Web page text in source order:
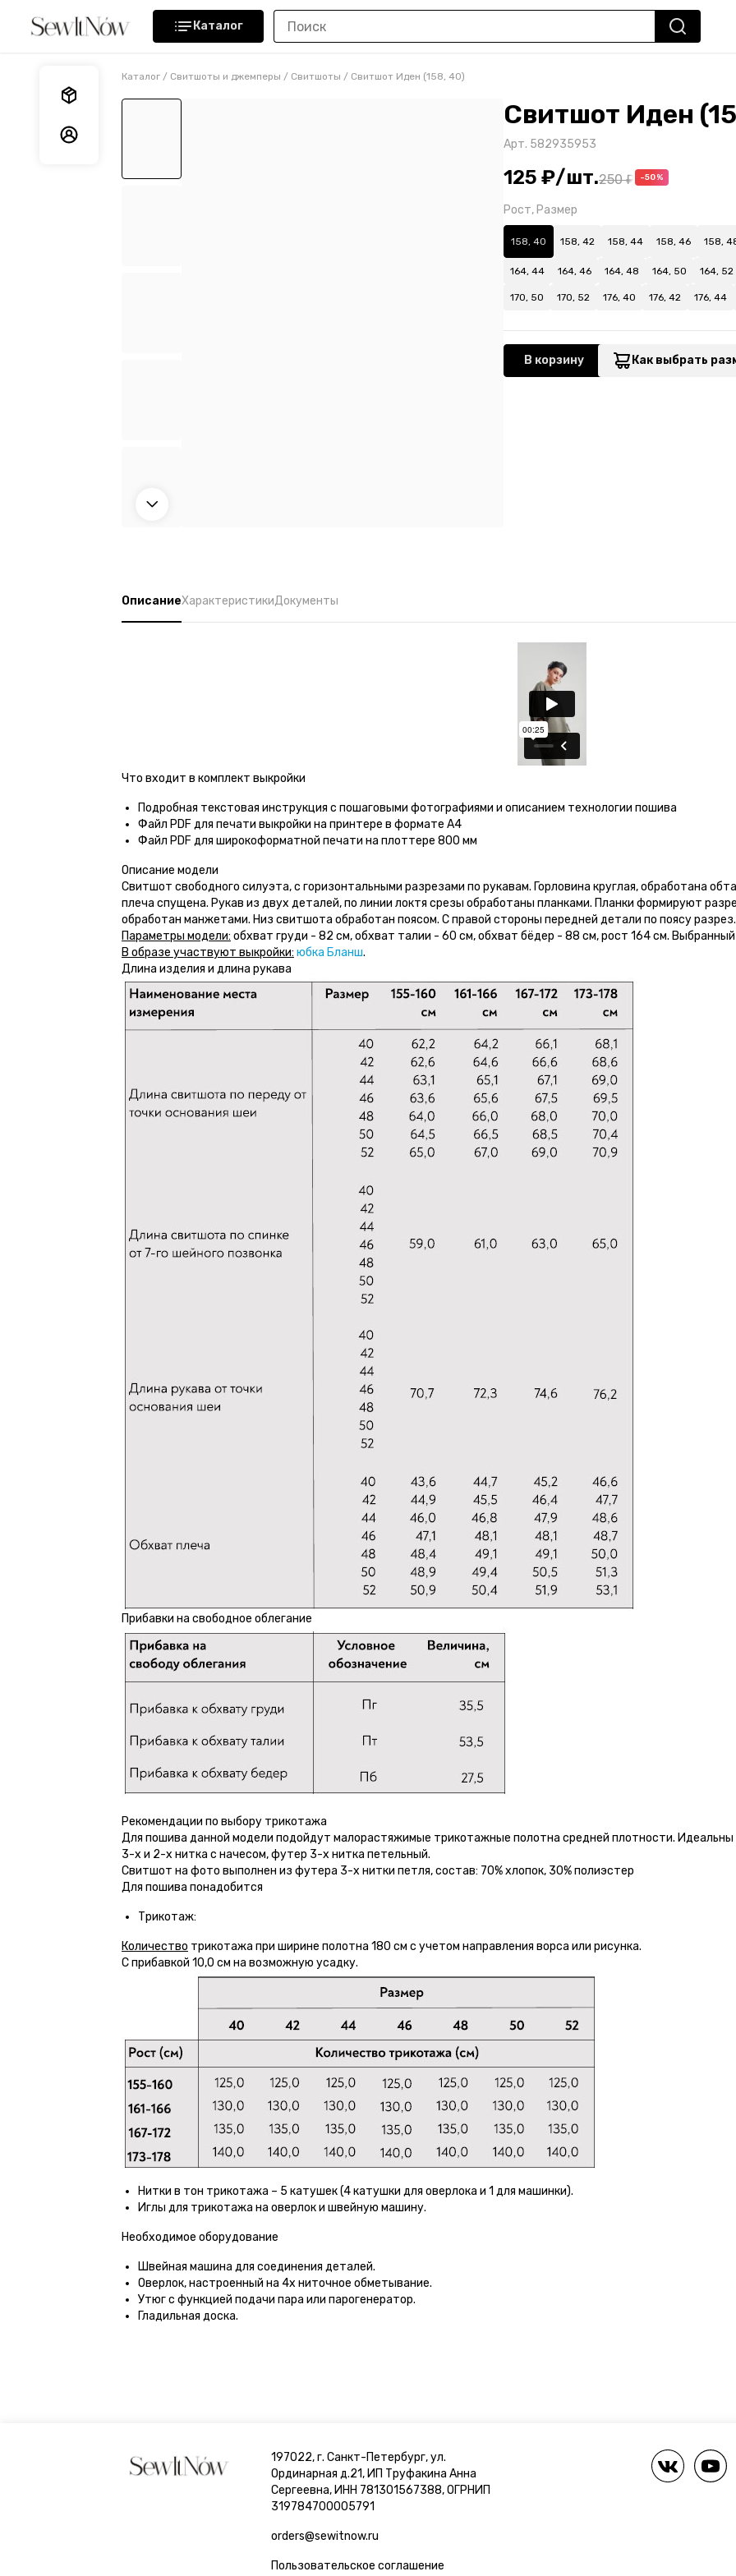
Каталог
Каталог / Свитшоты и джемперы / Свитшоты / Свитшот Иден (158, 40)
Свитшот Иден
Арт. 582935953
125 ₽/шт.250 ₽ -50%
Рост, Размер
158, 40 158, 42 158, 44 158, 46 158,
164, 44 164, 46 164, 48 164, 50 164, 52
170, 50 170, 52 176, 40 176, 42 176, 44
В корзину Как выбрать
ОписаниеХарактеристикиДокументы
Что входит в комплект выкройки
Подробная текстовая инструкция с пошаговыми фотографиями и описанием технологии пошива
Файл PDF для печати выкройки на принтере в формате А4
Файл PDF для широкоформатной печати на плоттере 800 мм
Описание модели
Свитшот свободного силуэта, с горизонтальными разрезами по рукавам. Горловина круглая, обработана
плеча спущена. Рукав из двух деталей, по линии локтя срезы обработаны планками. Планки формируют
обработан манжетами. Низ свитшота обработан поясом. С правой стороны передней детали по поясу
Параметры модели: обхват груди - 82 см, обхват талии - 60 см, обхват бёдер - 88 см, рост 164 см.
В образе участвуют выкройки: юбка Бланш.
Длина изделия и длина рукава
Прибавки на свободное облегание
Рекомендации по выбору трикотажа
Для пошива данной модели подойдут малорастяжимые трикотажные полотна средней плотности.
3-х и 2-х нитка с начесом, футер 3-х нитка петельный.
Свитшот на фото выполнен из футера 3-х нитки петля, состав: 70% хлопок, 30% полиэстер
Для пошива понадобится
Трикотаж:
Количество трикотажа при ширине полотна 180 см с учетом направления ворса или рисунка.
С прибавкой 10,0 см на возможную усадку.
Нитки в тон трикотажа – 5 катушек (4 катушки для оверлока и 1 для машинки).
Иглы для трикотажа на оверлок и швейную машину.
Необходимое оборудование
Швейная машина для соединения деталей.
Оверлок, настроенный на 4х ниточное обметывание.
Утюг с функцией подачи пара или парогенератор.
Гладильная доска.
197022, г. Санкт-Петербург, ул.
Ординарная д.21, ИП Труфакина Анна
Сергеевна, ИНН 781301567388, ОГРНИП
319784700005791
orders@sewitnow.ru
Пользовательское соглашение